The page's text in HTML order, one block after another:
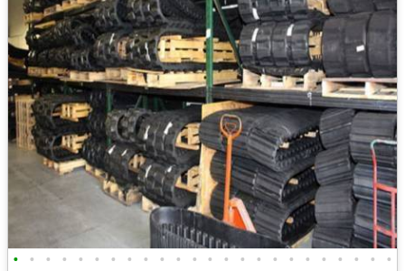
• • • • • • • • • • • • • • • • • • • • • • • •